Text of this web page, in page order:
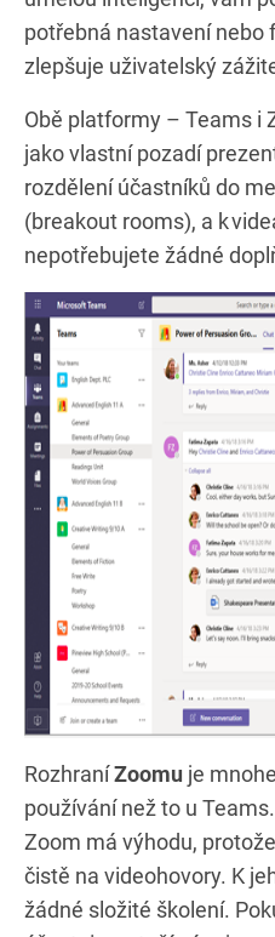
potřebná nastavení nebo
zlepšuje uživatelský
Obě platformy – Teams i
jako vlastní pozadí
rozdělení účastníků do
(breakout rooms), a k
nepotřebujete žádné
RozhraníZoomu je
používání než to u
Zoom má výhodu,
čistě na videohovory. K
žádné složité školení.